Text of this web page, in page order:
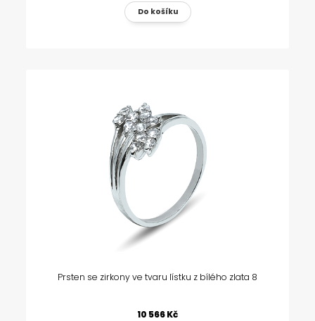
Prsten se zirkony ve tvaru lístku z bílého zlata 8
10 566 Kč